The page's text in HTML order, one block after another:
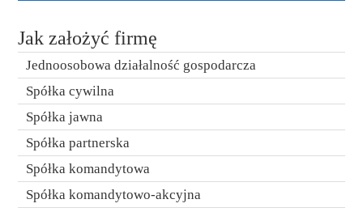
Jak założyć firmę
Jednoosobowa działalność gospodarcza
Spółka cywilna
Spółka jawna
Spółka partnerska
Spółka komandytowa
Spółka komandytowo-akcyjna